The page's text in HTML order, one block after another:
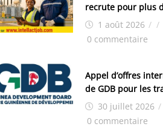
recrute pour plus
postes1 août 2026 / /
0 commentaire
Appel d’offres
de GDB pour les
d’aménagement de
industrielle de
30 juillet 2026 /
0 commentaire